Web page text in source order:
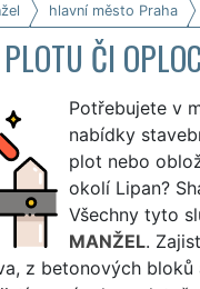
hlavní město Praha
ČI
Potřebujete v
nabídky
plot nebo
okolí Lipan?
Všechny tyto
MANŽEL.
z betonových